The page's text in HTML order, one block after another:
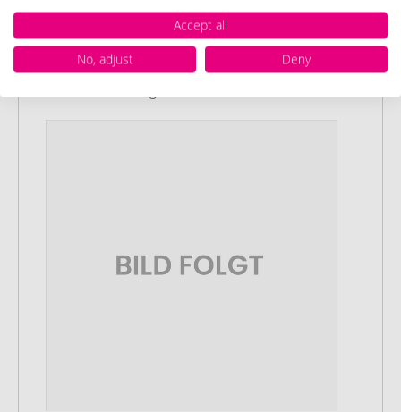
Kies uw gewenste promotieartikelen en
pas deze aan naar uw wensen. Plaats
vervolgens de geconfigureerde artikelen
Accept all
No, adjust
Deny